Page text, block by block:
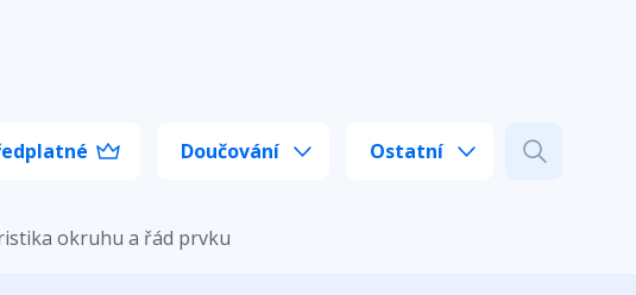
Doučování Ostatní
okruhu a řád prvku